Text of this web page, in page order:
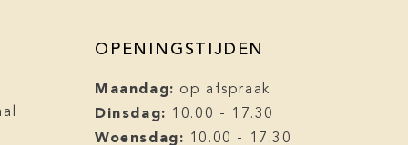
OPENINGSTIJDEN
Maandag: op afspraak
Dinsdag: 10.00 - 17.30
Woensdag: 10.00 - 17.30